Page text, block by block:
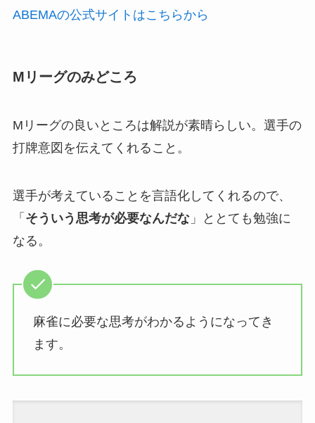
ABEMAの公式サイトはこちらから
Mリーグのみどころ
Mリーグの良いところは解説が素晴らしい。選手の
打牌意図を伝えてくれること。
選手が考えていることを言語化してくれるので、
「 そういう思考が必要なんだな」ととても勉強に
なる。
麻雀に必要な思考がわかるようになってき
ます。